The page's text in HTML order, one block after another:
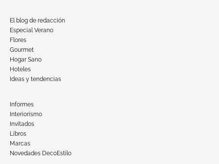
El blog de redacción
Especial Verano
Flores
Gourmet
Hogar Sano
Hoteles
Ideas y tendencias
Informes
Interiorismo
Invitados
Libros
Marcas
Novedades DecoEstilo